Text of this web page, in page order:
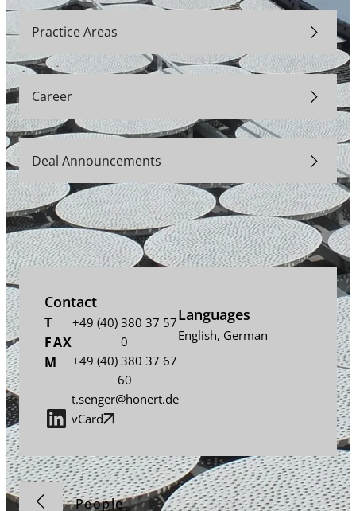
Practice Areas
Career
Deal Announcements
Contact
T
FAX
M
+49 (40) 380 37 57
0
+49 (40) 380 37 67
60
t.senger@honert.de
vCard
Languages
English, German
People